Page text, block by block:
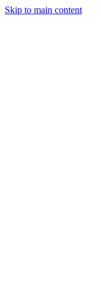
Skip to main content